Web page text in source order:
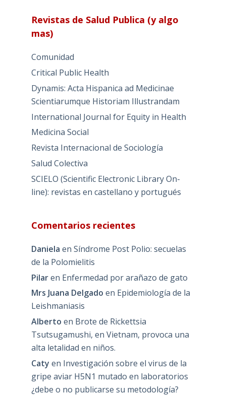
Revistas de Salud Publica (y algo
mas)
Comunidad
Critical Public Health
Dynamis: Acta Hispanica ad Medicinae
Scientiarumque Historiam Illustrandam
International Journal for Equity in Health
Medicina Social
Revista Internacional de Sociología
Salud Colectiva
SCIELO (Scientific Electronic Library On-
line): revistas en castellano y portugués
Comentarios recientes
Daniela en Síndrome Post Polio: secuelas
de la Polomielitis
Pilaren Enfermedad por arañazo de gato
Mrs Juana Delgado en Epidemiología de la
Leishmaniasis
Alberto en Brote de Rickettsia
Tsutsugamushi, en Vietnam, provoca una
alta letalidad en niños.
Caty en Investigación sobre el virus de la
gripe aviar H5N1 mutado en laboratorios
¿debe o no publicarse su metodología?